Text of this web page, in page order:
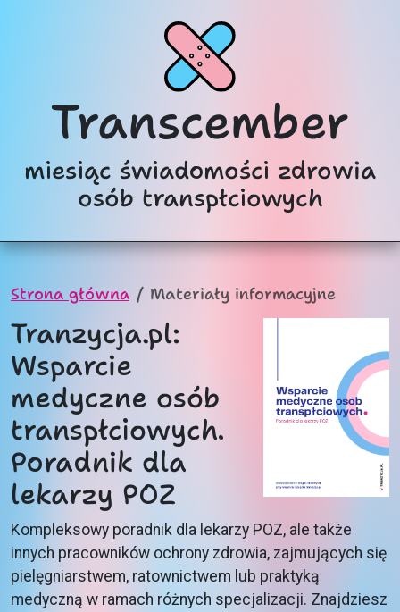
Transcember
miesiąc świadomości zdrowia
osób transpłciowych
Strona główna Materiały informacyjne
Tranzycja.pl:
Wsparcie
medyczne osób
transpłciowych.
Poradnik dla
lekarzy POZ
Kompleksowy poradnik dla lekarzy POZ, ale także
innych pracowników ochrony zdrowia, zajmujących się
pielęgniarstwem, ratownictwem lub praktyką
medyczną w ramach różnych specjalizacji. Znajdziesz